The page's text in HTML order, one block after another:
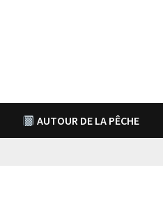
AUTOUR DE LA PÊCHE